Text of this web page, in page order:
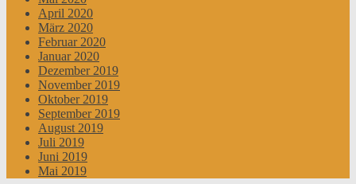
April 2020
März 2020
Februar 2020
Januar 2020
Dezember 2019
November 2019
Oktober 2019
September 2019
August 2019
Juli 2019
Juni 2019
Mai 2019